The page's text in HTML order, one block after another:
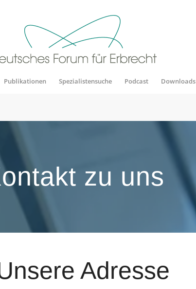
Publikationen Spezialistensuche Podcast Downloads
zu uns
Adresse